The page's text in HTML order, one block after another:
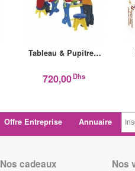
Tableau & Pupitre…
720,00Dhs
Offre Entreprise Annuaire
Nos cadeaux Nos